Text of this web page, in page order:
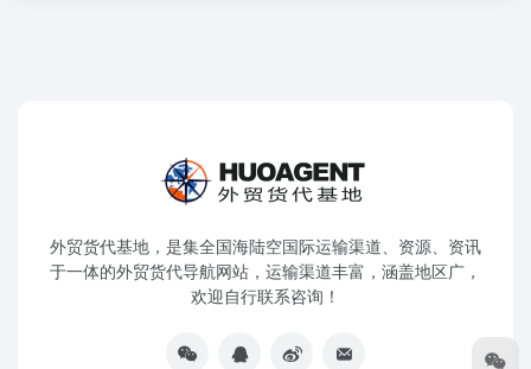
外贸货代基地，是集全国海陆空国际运输渠道、资源、资讯
于一体的外贸货代导航网站，运输渠道丰富，涵盖地区广，
欢迎自行联系咨询！